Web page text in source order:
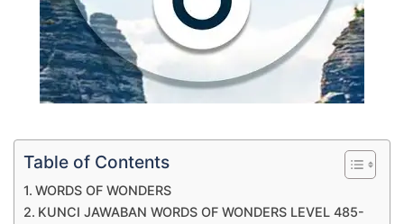
Table of Contents
WORDS OF WONDERS
KUNCI JAWABAN WORDS OF WONDERS LEVEL 485-